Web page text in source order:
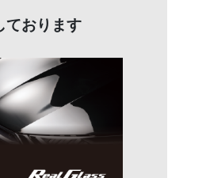
ております